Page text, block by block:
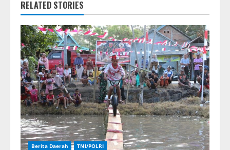
RELATED STORIES
Berita Daerah TNI/POLRI